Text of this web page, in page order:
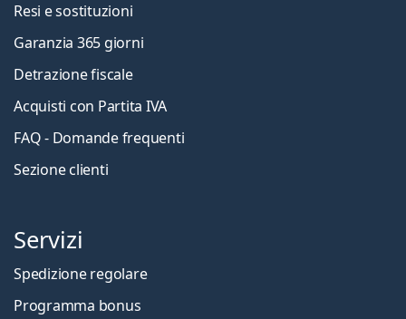
Resi e sostituzioni
Garanzia 365 giorni
Detrazione fiscale
Acquisti con Partita IVA
FAQ - Domande frequenti
Sezione clienti
Servizi
Spedizione regolare
Programma bonus